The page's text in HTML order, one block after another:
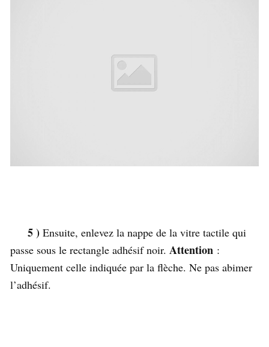
5 ) Ensuite, enlevez la nappe de la vitre tactile qui
passe sous le rectangle adhésif noir. Attention :
Uniquement celle indiquée par la flèche. Ne pas abimer
l’adhésif.